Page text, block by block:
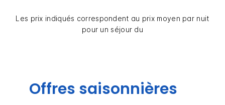
Les prix indiqués correspondent au prix moyen par nuit
pour un séjour du
Offres saisonnières